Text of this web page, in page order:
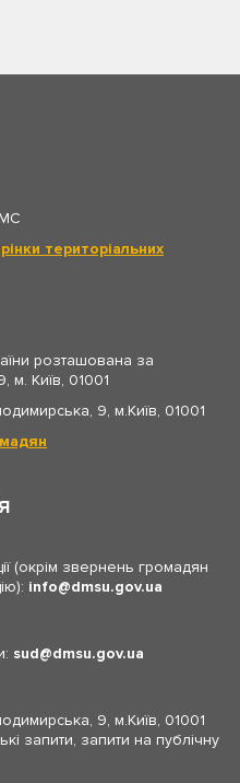
територіальних
розташована за
м. Київ, 01001
9, м.Київ, 01001
(окрім звернень громадян
info dmsu.gov.ua
sud dmsu.gov.ua
9, м.Київ, 01001
запити, запити на публічну